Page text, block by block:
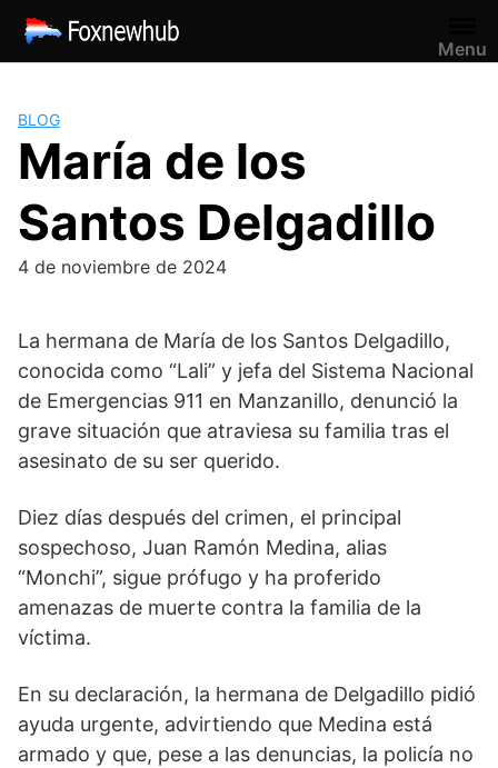
Saltar
contenido
Menu
BLOG
María de los
Santos Delgadillo
4 de noviembre de 2024
La hermana de María de los Santos Delgadillo,
conocida como “Lali” y jefa del Sistema Nacional
de Emergencias 911 en Manzanillo, denunció la
grave situación que atraviesa su familia tras el
asesinato de su ser querido.
Diez días después del crimen, el principal
sospechoso, Juan Ramón Medina, alias
“Monchi”, sigue prófugo y ha proferido
amenazas de muerte contra la familia de la
víctima.
En su declaración, la hermana de Delgadillo pidió
ayuda urgente, advirtiendo que Medina está
armado y que, pese a las denuncias, la policía no